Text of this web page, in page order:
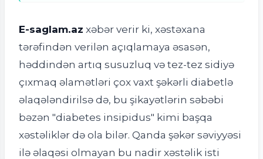
E-saglam.az xəbər verir ki, xəstəxana
tərəfindən verilən açıqlamaya əsasən,
həddindən artıq susuzluq və tez-tez sidiyə
çıxmaq əlamətləri çox vaxt şəkərli diabetlə
əlaqələndirilsə də, bu şikayətlərin səbəbi
bəzən "diabetes insipidus" kimi başqa
xəstəliklər də ola bilər. Qanda şəkər səviyyəsi
ilə əlaqəsi olmayan bu nadir xəstəlik isti